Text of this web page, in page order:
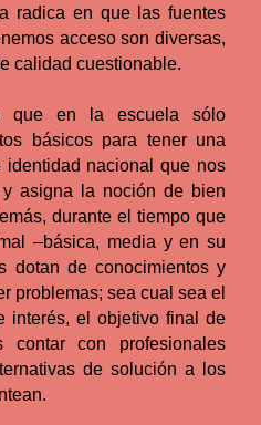
radica en que las fuentes
acceso son diversas,
calidad cuestionable.
que en la escuela sólo
básicos para tener una
nacional que nos
asigna la noción de bien
durante el tiempo que
–básica, media y en su
dotan de conocimientos y
problemas; sea cual sea el
interés, el objetivo final de
contar con profesionales
de solución a los